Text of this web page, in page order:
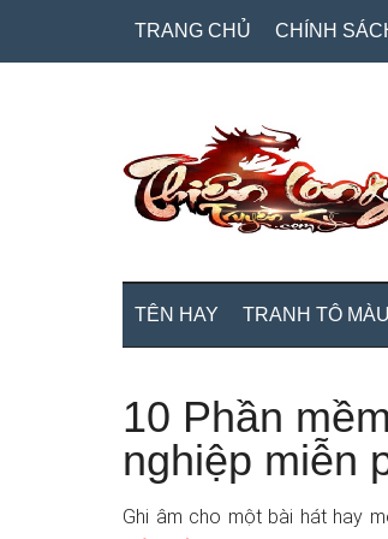
TRANG CHỦ CHÍNH
TÊN HAY TRANH TÔ MÀU
10 Phần
nghiệp miễn
Ghi âm cho một bài hát hay